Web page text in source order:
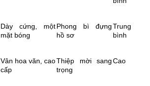
Dày cứng, một
mặt bóng
Phong bì đựng
hồ sơ
Trung
bình
Vân hoa văn, cao
cấp
Thiệp mời sang
trọng
Cao